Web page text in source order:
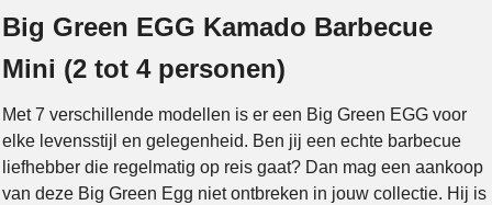
Big Green EGG Kamado Barbecue
Mini (2 tot 4 personen)
Met 7 verschillende modellen is er een Big Green EGG voor
elke levensstijl en gelegenheid. Ben jij een echte barbecue
liefhebber die regelmatig op reis gaat? Dan mag een aankoop
van deze Big Green Egg niet ontbreken in jouw collectie. Hij is